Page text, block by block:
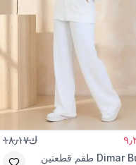
ك١٨٫١٧
Dimar طقم قطعتين